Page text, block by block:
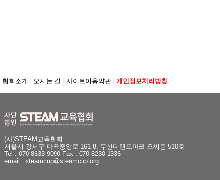
협회소개 오시는 길 사이트이용약관 개인정보처리방침
(사)STEAM교육협회
서울시 강서구 마곡중앙로 161-8, 두산더랜드파크 오씨동 510호
Tel : 070-8633-9090 Fax : 070-8230-1336
email : steamcup@steamcup.org